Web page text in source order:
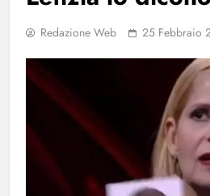
Redazione Web 25 Febbraio